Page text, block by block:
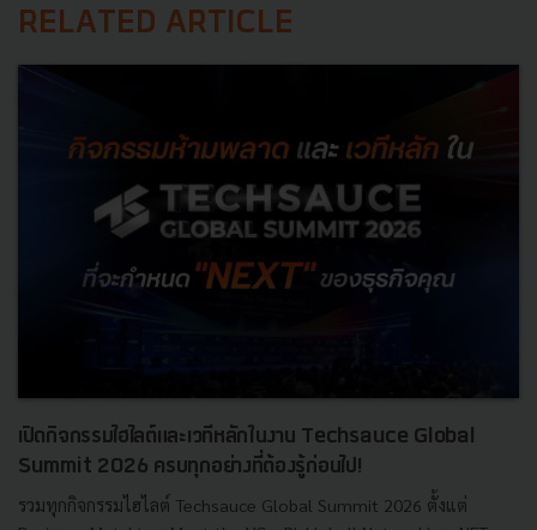
RELATED ARTICLE
เปิดกิจกรรมไฮไลต์และเวทีหลักในงาน Techsauce Global
Summit 2026 ครบทุกอย่างที่ต้องรู้ก่อนไป!
รวมทุกกิจกรรมไฮไลต์ Techsauce Global Summit 2026 ตั้งแต่